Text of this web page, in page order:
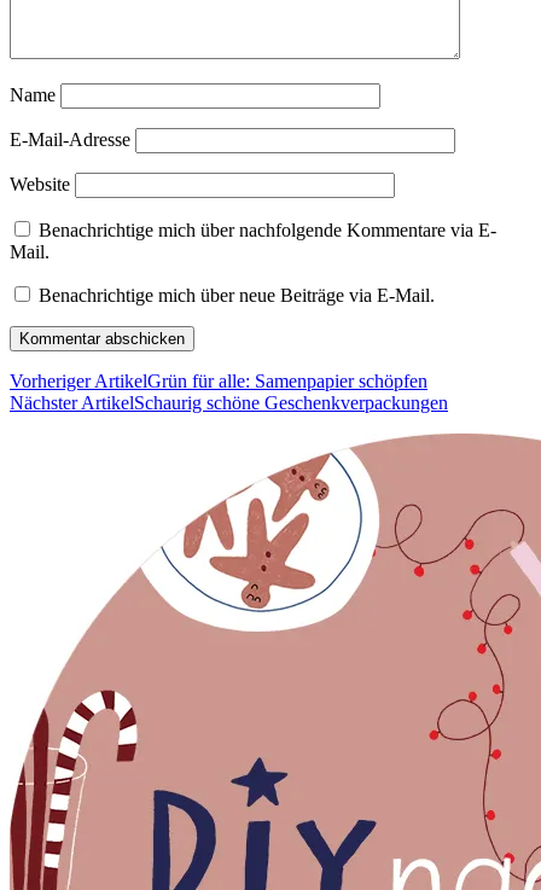
Name
E-Mail-Adresse
Website
Benachrichtige mich über nachfolgende Kommentare via E-
Mail.
Benachrichtige mich über neue Beiträge via E-Mail.
Vorheriger ArtikelGrün für alle: Samenpapier schöpfen
Nächster ArtikelSchaurig schöne Geschenkverpackungen